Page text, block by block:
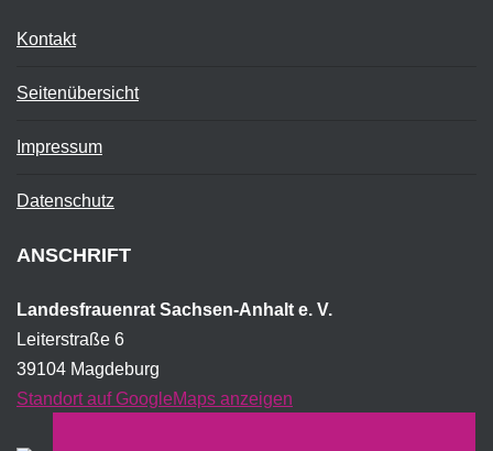
Kontakt
Seitenübersicht
Impressum
Datenschutz
ANSCHRIFT
Landesfrauenrat Sachsen-Anhalt e. V.
Leiterstraße 6
39104 Magdeburg
Standort auf GoogleMaps anzeigen